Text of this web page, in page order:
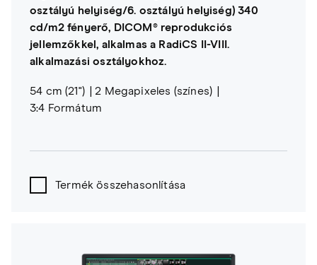
osztályú helyiség/6. osztályú helyiség) 340
cd/m2 fényerő, DICOM® reprodukciós
jellemzőkkel, alkalmas a RadiCS II-VIII.
alkalmazási osztályokhoz.
54 cm (21")
2 Megapixeles (színes)
3:4 Formátum
Termék összehasonlítása